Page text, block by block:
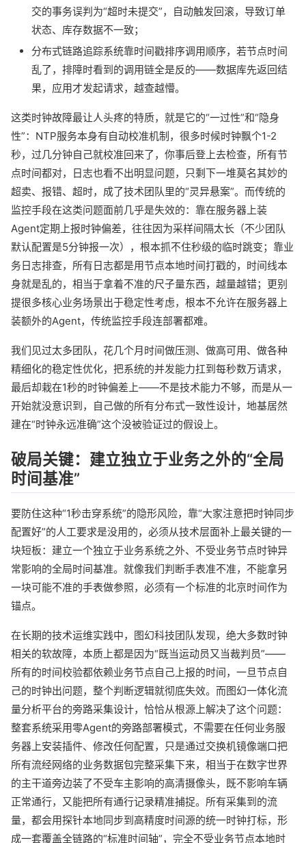
交的事务误判为“超时未提交”，自动触发回滚，导致订单
状态、库存数据不一致；
分布式链路追踪系统靠时间戳排序调用顺序，若节点时间
乱了，排障时看到的调用链全是反的——数据库先返回结
果，应用才发起请求，越查越懵。
这类时钟故障最让人头疼的特质，就是它的“一过性”和“隐身
性”：NTP服务本身有自动校准机制，很多时候时钟飘个1-2
秒，过几分钟自己就校准回来了，你事后登上去检查，所有节
点时间都对，日志也看不出明显问题，只剩下一堆莫名其妙的
超卖、报错、超时，成了技术团队里的“灵异悬案”。而传统的
监控手段在这类问题面前几乎是失效的：靠在服务器上装
Agent定期上报时钟偏差，往往因为采样间隔太长（不少团队
默认配置是5分钟报一次），根本抓不住秒级的临时跳变；靠业
务日志排查，所有日志都是用节点本地时间打戳的，时间线本
身就是乱的，相当于拿着不准的尺子量东西，越量越错；更别
提很多核心业务场景出于稳定性考虑，根本不允许在服务器上
装额外的Agent，传统监控手段连部署都难。
我们见过太多团队，花几个月时间做压测、做高可用、做各种
精细化的稳定性优化，把系统的并发能力扛到每秒数万请求，
最后却栽在1秒的时钟偏差上——不是技术能力不够，而是从一
开始就没意识到，自己做的所有分布式一致性设计，地基居然
建在“时钟永远准确”这个没被验证过的假设上。
破局关键：建立独立于业务之外的“全局
时间基准”
要防住这种“1秒击穿系统”的隐形风险，靠“大家注意把时钟同步
配置好”的人工要求是没用的，必须从技术层面补上最关键的一
块短板：建立一个独立于业务系统之外、不受业务节点时钟异
常影响的全局时间基准。就像我们判断手表准不准，不能拿另
一块可能不准的手表做参照，必须有一个标准的北京时间作为
锚点。
在长期的技术运维实践中，图幻科技团队发现，绝大多数时钟
相关的软故障，本质上都是因为“既当运动员又当裁判员”——
所有的时间校验都依赖业务节点自己上报的时间，一旦节点自
己的时钟出问题，整个判断逻辑就彻底失效。而图幻一体化流
量分析平台的旁路采集设计，恰恰从根源上解决了这个问题：
整套系统采用零Agent的旁路部署模式，不需要在任何业务服
务器上安装插件、修改任何配置，只是通过交换机镜像端口把
所有流经网络的业务数据包完整采集下来，相当于在数字世界
的主干道旁边装了不受车主影响的高清摄像头，既不影响车辆
正常通行，又能把所有通行记录精准捕捉。所有采集到的流
量，都会用探针本地同步到高精度时间源的统一时钟打标，形
成一套覆盖全链路的“标准时间轴”，完全不受业务节点本地时